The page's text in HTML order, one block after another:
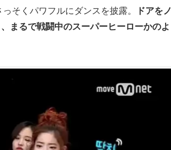
そくパワフルにダンスを披露。
ドアをノ
まるで戦闘中のスーパーヒーローかのよ